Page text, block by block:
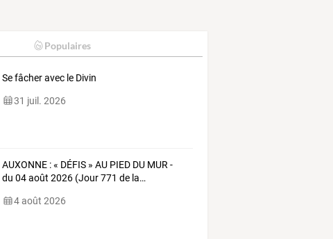
Populaires
Se fâcher avec le Divin
31 juil. 2026
AUXONNE :« DÉFIS » AU PIED DU MUR -
du 04août 2026 (Jour771 de la…
4 août 2026